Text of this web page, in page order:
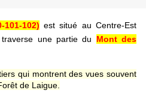
102) est situé au Centre-Est
une partie du Mont des
qui montrent des vues souvent
de Laigue.